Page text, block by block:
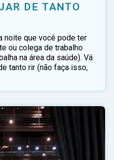
DE TANTO
noite que você pode ter
ou colega de trabalho
na área da saúde). Vá
tanto rir (não faça isso,